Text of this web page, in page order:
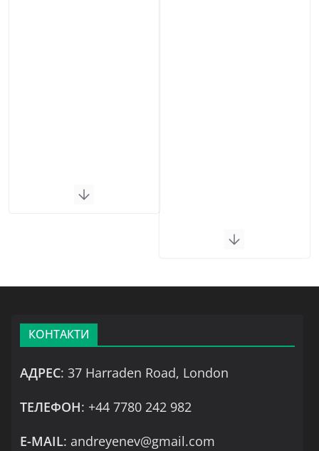
КОНТАКТИ
АДРЕС: 37 Harraden Road, London
ТЕЛЕФОН: +44 7780 242 982
Е-MAIL: andreyenev@gmail.com